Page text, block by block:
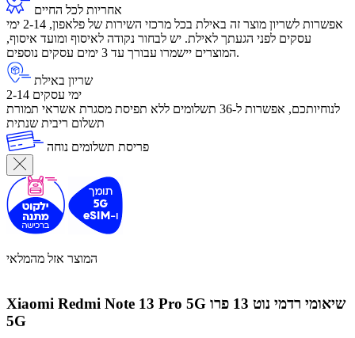
אחריות לכל החיים
אפשרות לשריון מוצר זה באילת בכל מרכזי השירות של פלאפון, 2-14 ימי
עסקים לפני הגעתך לאילת. יש לבחור נקודה לאיסוף ומועד איסוף,
המוצרים יישמרו עבורך עד 3 ימים עסקים נוספים.
שריון באילת
2-14 ימי עסקים
לנוחיותכם, אפשרות ל-36 תשלומים ללא תפיסת מסגרת אשראי תמורת
תשלום ריבית שנתית
פריסת תשלומים נוחה
המוצר אזל מהמלאי
Xiaomi Redmi Note 13 Pro 5G שיאומי רדמי נוט 13 פרו
5G